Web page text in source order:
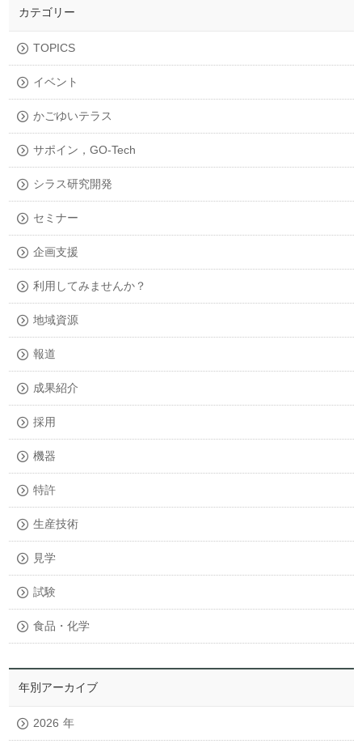
カテゴリー
TOPICS
イベント
かごゆいテラス
サポイン，GO-Tech
シラス研究開発
セミナー
企画支援
利用してみませんか？
地域資源
報道
成果紹介
採用
機器
特許
生産技術
見学
試験
食品・化学
年別アーカイブ
2026 年